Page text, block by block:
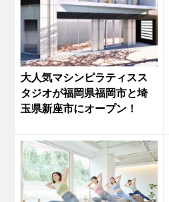
大人気マシンピラティスス
タジオが福岡県福岡市と埼
玉県新座市にオープン！